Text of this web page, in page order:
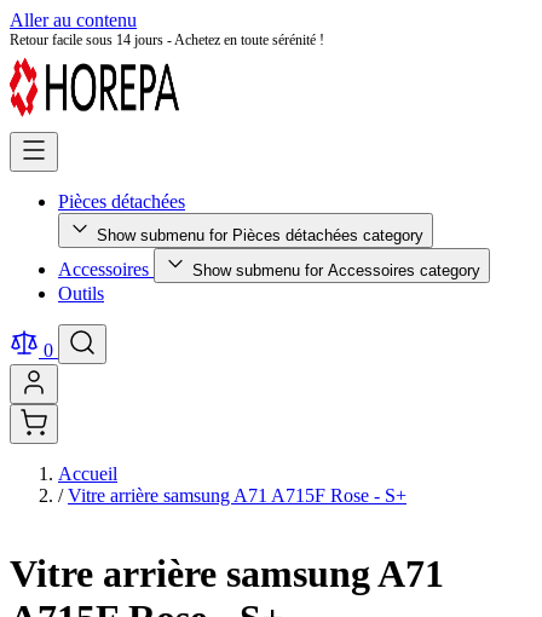
Aller au contenu
Retour facile sous 14 jours - Achetez en toute sérénité !
Pièces détachées
Show submenu for Pièces détachées category
Accessoires Show submenu for Accessoires category
Outils
0
Accueil
/ Vitre arrière samsung A71 A715F Rose - S+
Vitre arrière samsung A71